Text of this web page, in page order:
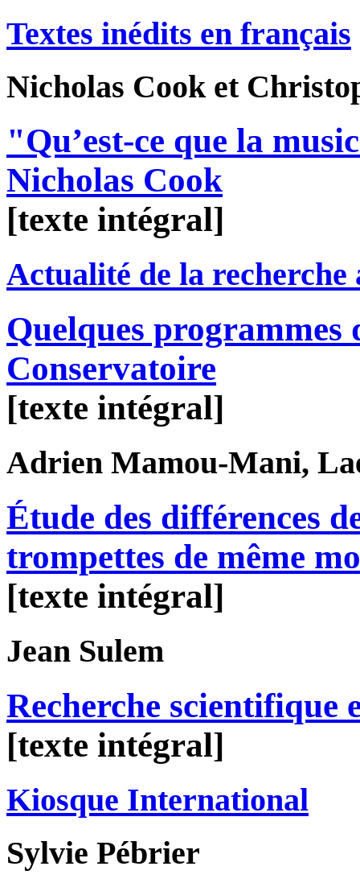
Textes inédits en français
Nicholas Cook et
"Qu’est-ce que la
Nicholas Cook
[texte intégral]
Actualité de la recherche
Quelques programmes
Conservatoire
[texte intégral]
Adrien Mamou-Mani,
Étude des différences
trompettes de même
[texte intégral]
Jean Sulem
Recherche
[texte intégral]
Kiosque International
Sylvie Pébrier